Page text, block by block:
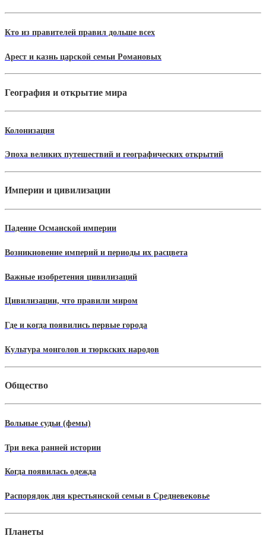
Кто из правителей правил дольше всех
Арест и казнь царской семьи Романовых
География и открытие мира
Колонизация
Эпоха великих путешествий и географических открытий
Империи и цивилизации
Падение Османской империи
Возникновение империй и периоды их расцвета
Важные изобретения цивилизаций
Цивилизации, что правили миром
Где и когда появились первые города
Культура монголов и тюркских народов
Общество
Вольные судьи (фемы)
Три века ранней истории
Когда появилась одежда
Распорядок дня крестьянской семьи в Средневековье
Планеты